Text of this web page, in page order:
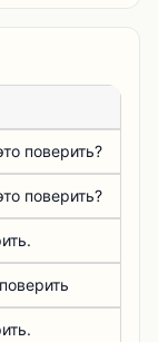
поверить?
поверить?